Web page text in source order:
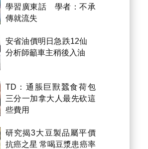
學習廣東話 學者：不承
傳就流失
安省油價明日急跌12仙
分析師籲車主稍後入油
TD：通脹巨獸蠶食荷包
三分一加拿大人最先砍這
些費用
研究揭3大豆製品屬平價
抗癌之星 常喝豆漿患癌率